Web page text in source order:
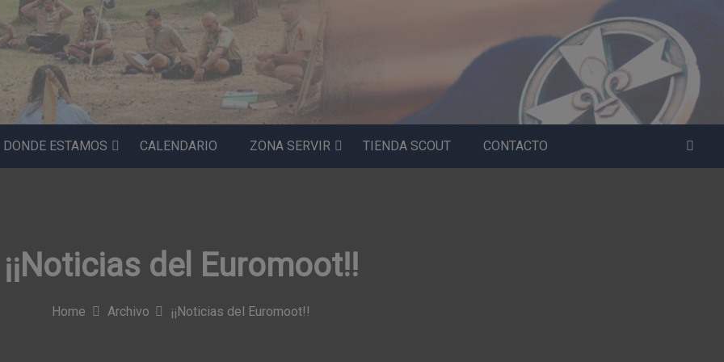
DONDE ESTAMOS CALENDARIO ZONA SERVIR TIENDA SCOUT CONTACTO
¡¡Noticias del Euromoot!!
Home Archivo ¡¡Noticias del Euromoot!!